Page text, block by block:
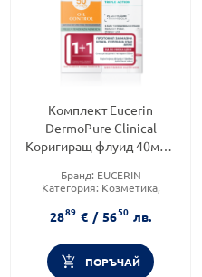
Комплект Eucerin
DermoPure Clinical
Коригиращ флуид 40мл +
крем за лице 50мл
Бранд: EUCERIN
Категория: Козметика,
2889 € / 5650 лв.
ПОРЪЧАЙ